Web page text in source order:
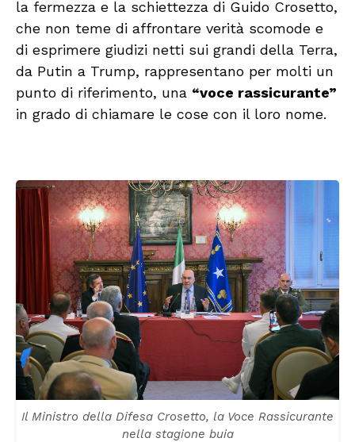
la fermezza e la schiettezza di Guido Crosetto,
che non teme di affrontare verità scomode e
di esprimere giudizi netti sui grandi della Terra,
da Putin a Trump, rappresentano per molti un
punto di riferimento, una “voce rassicurante”
in grado di chiamare le cose con il loro nome.
Il Ministro della Difesa Crosetto, la Voce Rassicurante
nella stagione buia